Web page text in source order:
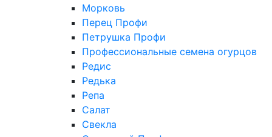
Морковь
Перец Профи
Петрушка Профи
Профессиональные семена огурцов
Редис
Редька
Репа
Салат
Свекла